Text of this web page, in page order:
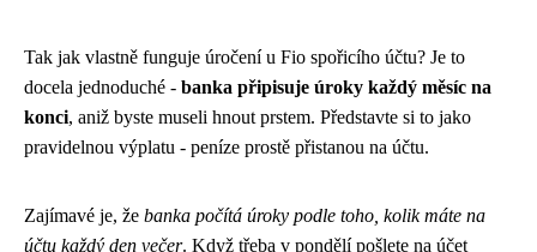
Tak jak vlastně funguje úročení u Fio spořicího účtu? Je to
docela jednoduché - banka připisuje úroky každý měsíc na
konci, aniž byste museli hnout prstem. Představte si to jako
pravidelnou výplatu - peníze prostě přistanou na účtu.
Zajímavé je, že banka počítá úroky podle toho, kolik máte na
účtu každý den večer. Když třeba v pondělí pošlete na účet